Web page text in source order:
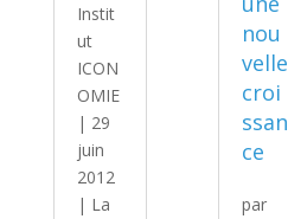
Instit
ut
ICON
OMIE
| 29
juin
2012
| La
nou
velle
croi
ssan
ce
par